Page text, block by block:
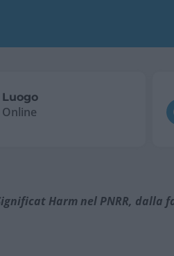
Luogo
Online
Harm nel PNRR,